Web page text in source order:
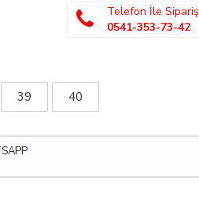
39 40
Telefon İle Sipariş
0541-353-73-42